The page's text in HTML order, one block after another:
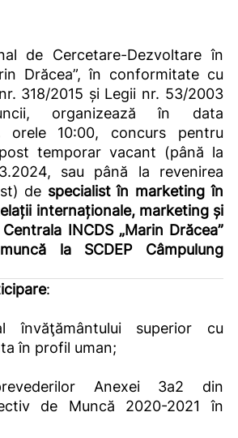
de Cercetare-Dezvoltare în
Drăcea”, în conformitate cu
318/2015 și Legii nr. 53/2003
organizează în data
orele 10:00, concurs pentru
temporar vacant (până la
sau până la revenirea
de specialist în marketing în
internaționale, marketing și
INCDS „Marin Drăcea”
la SCDEP Câmpulung
:
învăţământului superior cu
în profil uman;
Anexei 3a2 din
de Muncă 2020-2021 în